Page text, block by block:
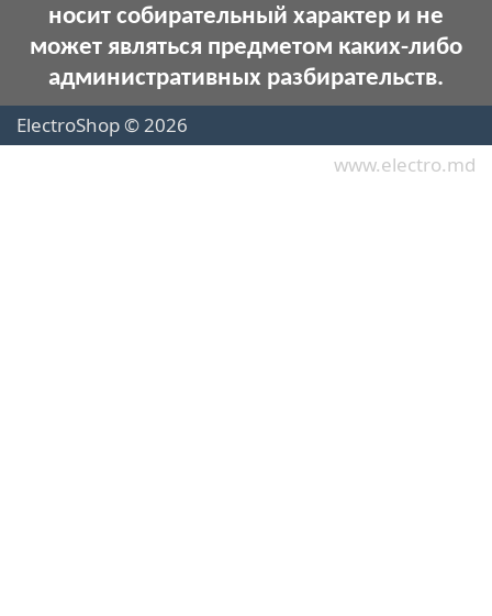
носит собирательный характер и не
может являться предметом каких-либо
административных разбирательств.
ElectroShop © 2026
www.electro.md